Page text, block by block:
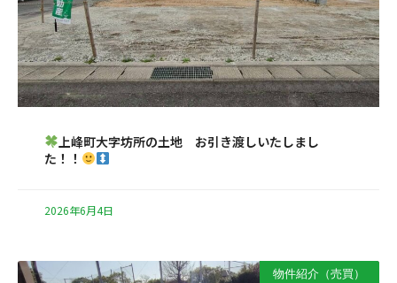
上峰町大字坊所の土地 お引き渡しいたしまし
た！！
2026年6月4日
物件紹介（売買）